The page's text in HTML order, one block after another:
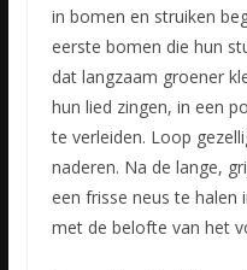
in bomen en struiken
eerste bomen die hun
dat langzaam groener
hun lied zingen, in een
te verleiden. Loop
naderen. Na de lange,
een frisse neus te halen
met de belofte van het